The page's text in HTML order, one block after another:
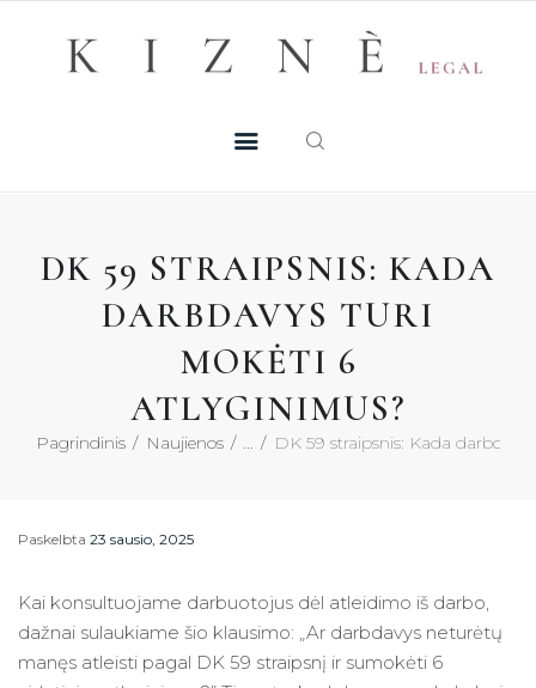
DK 59 STRAIPSNIS: KADA
DARBDAVYS TURI
MOKĖTI 6
ATLYGINIMUS?
Pagrindinis Naujienos DK 59 straipsnis: Kada
MŪSŲ TALENTAI
KONTAKTAI
KONSULTACIJA
Paskelbta 23 sausio, 2025
Kai konsultuojame darbuotojus dėl atleidimo iš darbo,
dažnai sulaukiame šio klausimo: „Ar darbdavys neturėtų
manęs atleisti pagal DK 59 straipsnį ir sumokėti 6
Registruotis konsultacijai